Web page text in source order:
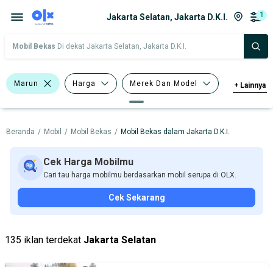
Jakarta Selatan, Jakarta D.K.I. 1
Mobil Bekas Di dekat Jakarta Selatan, Jakarta D.K.I.
Marun Harga Merek Dan Model
Tahun Tipe Bodi
Tipe Membership
+ Lainnya
Beranda / Mobil / Mobil Bekas / Mobil Bekas dalam Jakarta D.K.I.
Cek Harga Mobilmu
Cari tau harga mobilmu berdasarkan mobil serupa di OLX.
Cek Sekarang
135 iklan terdekat Jakarta Selatan